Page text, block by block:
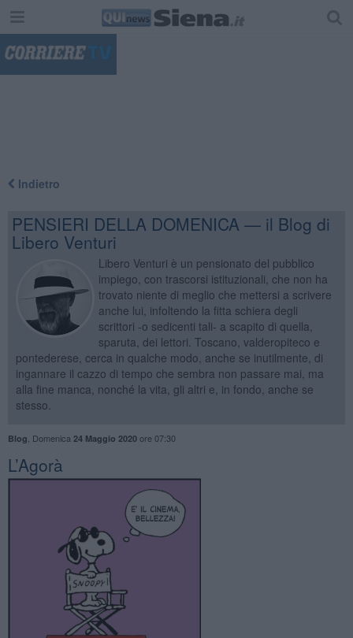
Indietro
PENSIERI DELLA DOMENICA — il Blog di
Libero Venturi
Libero Venturi è un pensionato del pubblico
impiego, con trascorsi istituzionali, che non ha
trovato niente di meglio che mettersi a scrivere
anche lui, infoltendo la fitta schiera degli
scrittori -o sedicenti tali- a scapito di quella,
sparuta, dei lettori. Toscano, valderopiteco e
pontederese, cerca in qualche modo, anche se inutilmente, di
ingannare il cazzo di tempo che sembra non passare mai, ma
alla fine manca, nonché la vita, gli altri e, in fondo, anche se
stesso.
Blog Domenica 24 Maggio 2020ore 07:30
L’Agorà